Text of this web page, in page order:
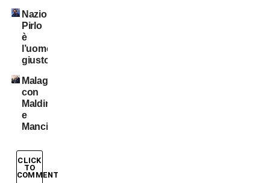
Nazionale:
Pirlo
è
l’uomo
giusto?
Malagò
con
Maldini
e
Mancini?
CLICK
TO
COMMENT